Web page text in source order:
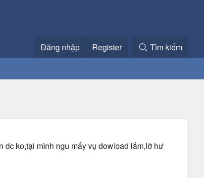
Đăng nhập Register Tìm kiếm
dc ko,tại mình ngu mấy vụ dowload lắm,lỡ hư